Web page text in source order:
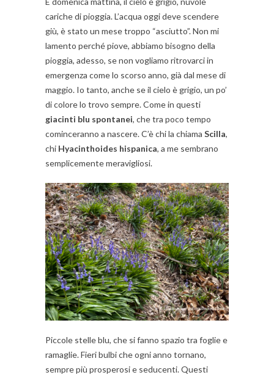
cariche di pioggia. L’acqua oggi deve scendere
giù, è stato un mese troppo “asciutto”. Non mi
lamento perché piove, abbiamo bisogno della
pioggia, adesso, se non vogliamo ritrovarci in
emergenza come lo scorso anno, già dal mese di
maggio. Io tanto, anche se il cielo è grigio, un po’
di colore lo trovo sempre. Come in questi
giacinti blu spontanei, che tra poco tempo
cominceranno a nascere. C’è chi la chiama Scilla,
chi Hyacinthoides hispanica, a me sembrano
semplicemente meravigliosi.
Piccole stelle blu, che si fanno spazio tra foglie e
ramaglie. Fieri bulbi che ogni anno tornano,
sempre più prosperosi e seducenti. Questi